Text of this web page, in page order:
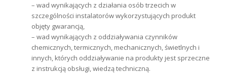
– wad wynikających z działania osób trzecich w
szczególności instalatorów wykorzystujących produkt
objęty gwarancją,
– wad wynikających z oddziaływania czynników
chemicznych, termicznych, mechanicznych, świetlnych i
innych, których oddziaływanie na produkty jest sprzeczne
z instrukcją obsługi, wiedzą techniczną.